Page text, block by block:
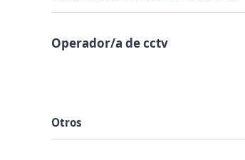
Operador/a de cctv
Otros